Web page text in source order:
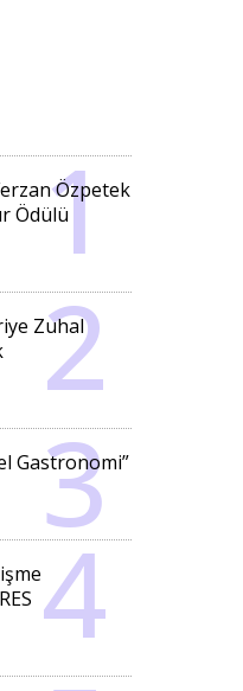
Özpetek
Ödülü
Zuhal
Gastronomi”